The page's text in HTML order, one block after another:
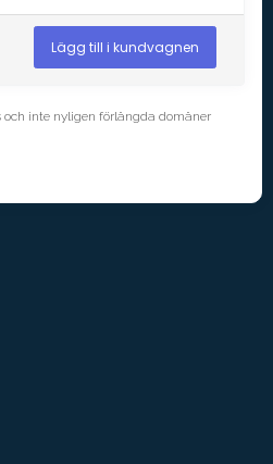
Lägg till i kundvagnen
och inte nyligen förlängda domäner